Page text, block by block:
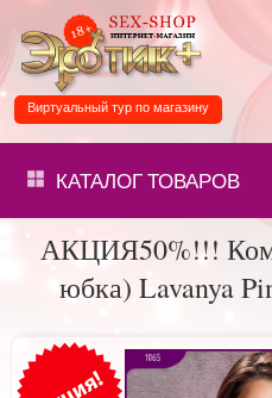
Виртуальный тур по магазину
КАТАЛОГТОВАРОВ
АКЦИЯ50%!!!
юбка) Lavanya